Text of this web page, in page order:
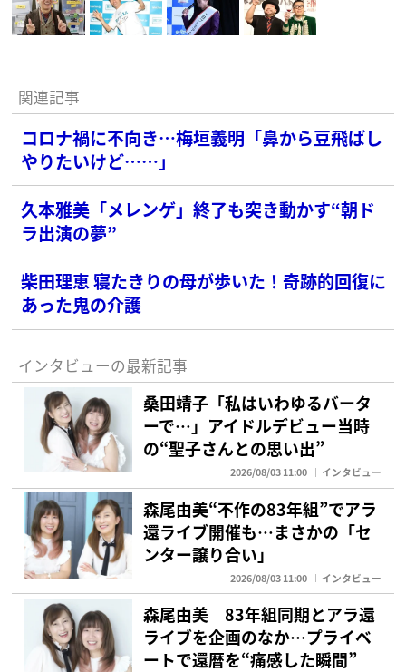
関連記事
コロナ禍に不向き…梅垣義明「鼻から豆飛ばし
やりたいけど……」
久本雅美「メレンゲ」終了も突き動かす“朝ド
ラ出演の夢”
柴田理恵 寝たきりの母が歩いた！奇跡的回復に
あった鬼の介護
インタビューの最新記事
桑田靖子「私はいわゆるバータ
ーで…」アイドルデビュー当時
の“聖子さんとの思い出”
2026/08/03 11:00 インタビュー
森尾由美“不作の83年組”でアラ
還ライブ開催も…まさかの「セ
ンター譲り合い」
2026/08/03 11:00 インタビュー
森尾由美 83年組同期とアラ還
ライブを企画のなか…プライベ
ートで還暦を“痛感した瞬間”